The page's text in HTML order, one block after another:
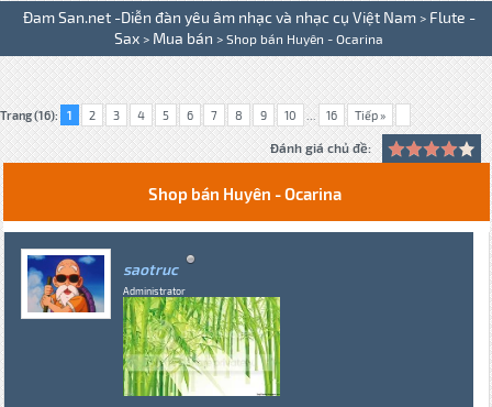
Đam San.net -Diễn đàn yêu âm nhạc và nhạc cụ Việt Nam > Flute -
Sax > Mua bán > Shop bán Huyên - Ocarina
Trang (16): 1 2 3 4 5 6 7 8 9 10 ... 16 Tiếp »
Đánh giá chủ đề:
Shop bán Huyên - Ocarina
saotruc
Administrator